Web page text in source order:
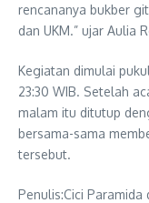
rencananya bukber
dan UKM.” ujar Aulia
Kegiatan dimulai
23:30 WIB. Setelah
malam itu ditutup
bersama-sama
tersebut.
Penulis:Cici